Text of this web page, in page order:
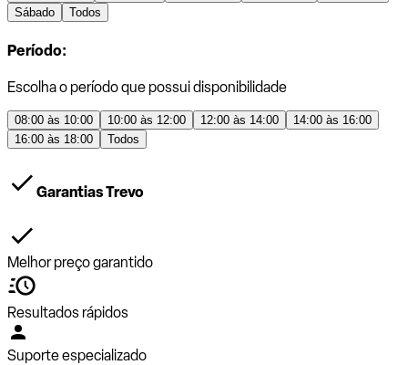
Sábado
Todos
Período:
Escolha o período que possui disponibilidade
08:00 às 10:00 10:00 às 12:00 12:00 às 14:00
14:00 às 16:00
16:00 às 18:00
Todos
Garantias Trevo
Melhor preço garantido
Resultados rápidos
Suporte especializado